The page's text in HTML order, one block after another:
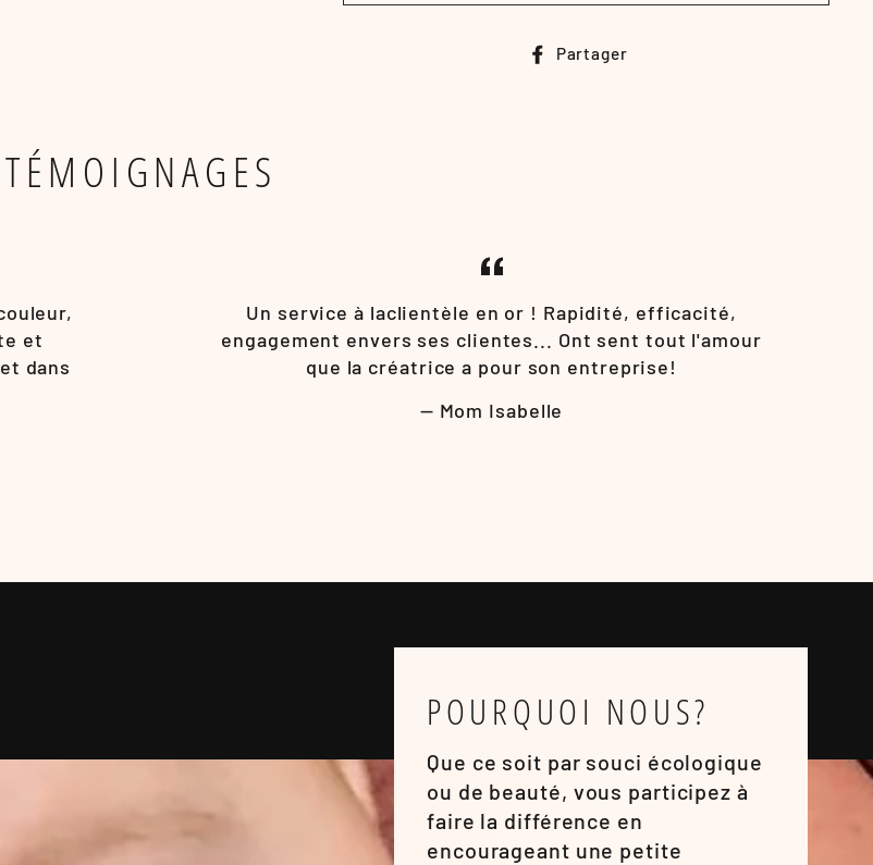
Partager
TÉMOIGNAGES
et
dans
Un service à laclientèle en or ! Rapidité, efficacité,
engagement envers ses clientes... Ont sent tout l'amour
que la créatrice a pour son entreprise!
Mom Isabelle
POURQUOI NOUS?
Que ce soit par souci écologique
ou de beauté, vous participez à
faire la différence en
encourageant une petite